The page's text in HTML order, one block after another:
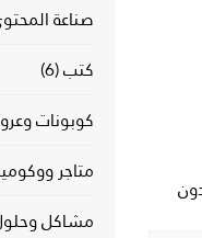
صناعة
كتب(6)
كوبونات
متاجر
مشاكل